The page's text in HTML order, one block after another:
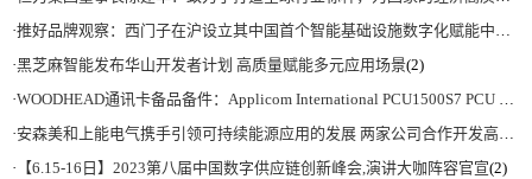
·推好品牌观察：西门子在沪设立其中国首个智能基础设施数字化赋能中心
·黑芝麻智能发布华山开发者计划 高质量赋能多元应用场景(2)
·WOODHEAD通讯卡备品备件：Applicom International PCU1500S7 PCU 1500 S7 V4.5.0
·安森美和上能电气携手引领可持续能源应用的发展 两家公司合作开发高性能储能和太阳能组串式逆变器方案 以实现可持续的未来
· 【6.15-16日】2023第八届中国数字供应链创新峰会,演讲大咖阵容官宣(2)